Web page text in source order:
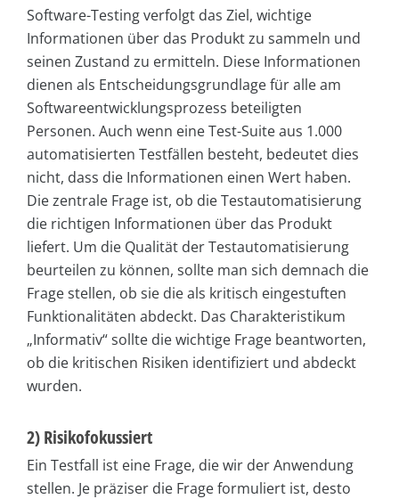
Software-Testing verfolgt das Ziel, wichtige
Informationen über das Produkt zu sammeln und
seinen Zustand zu ermitteln. Diese Informationen
dienen als Entscheidungsgrundlage für alle am
Softwareentwicklungsprozess beteiligten
Personen. Auch wenn eine Test-Suite aus 1.000
automatisierten Testfällen besteht, bedeutet dies
nicht, dass die Informationen einen Wert haben.
Die zentrale Frage ist, ob die Testautomatisierung
die richtigen Informationen über das Produkt
liefert. Um die Qualität der Testautomatisierung
beurteilen zu können, sollte man sich demnach die
Frage stellen, ob sie die als kritisch eingestuften
Funktionalitäten abdeckt. Das Charakteristikum
„Informativ“ sollte die wichtige Frage beantworten,
ob die kritischen Risiken identifiziert und abdeckt
wurden.
2) Risikofokussiert
Ein Testfall ist eine Frage, die wir der Anwendung
stellen. Je präziser die Frage formuliert ist, desto